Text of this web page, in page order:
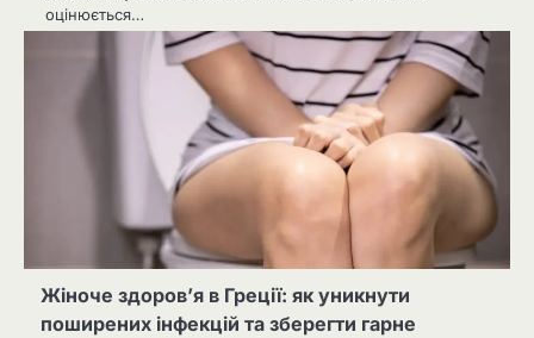
оцінюється…
Жіноче здоров’я в Греції: як уникнути
поширених інфекцій та зберегти гарне